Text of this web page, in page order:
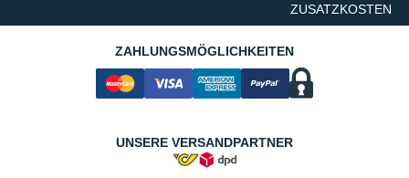
ZUSATZKOSTEN
ZAHLUNGSMÖGLICHKEITEN
UNSERE VERSANDPARTNER